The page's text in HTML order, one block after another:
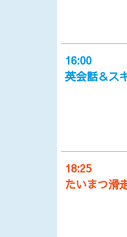
16:00
英会話＆ス
18:25
たいまつ滑